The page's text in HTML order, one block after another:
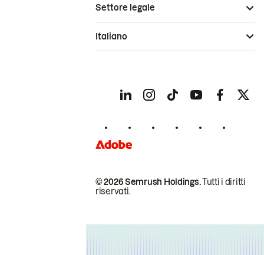
© 2026 Semrush Holdings.Tutti i diritti
riservati.
Settore legale
Italiano